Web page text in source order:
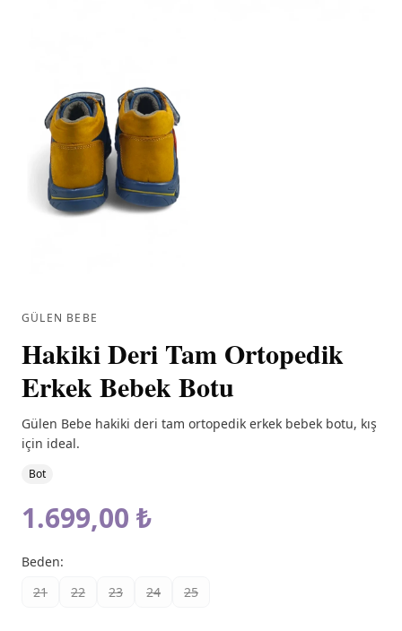
GÜLEN BEBE
Hakiki Deri Tam Ortopedik
Erkek Bebek Botu
Gülen Bebe hakiki deri tam ortopedik erkek bebek botu, kış
için ideal.
Bot
1.699,00 ₺
Beden:
21
22 23 24 25